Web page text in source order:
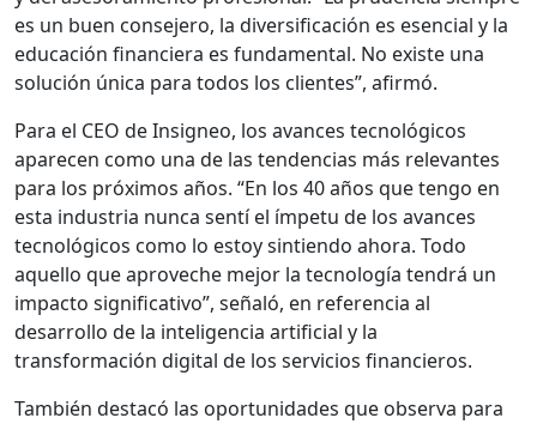
es un buen consejero, la diversificación es esencial y la
educación financiera es fundamental. No existe una
solución única para todos los clientes”, afirmó.
Para el CEO de Insigneo, los avances tecnológicos
aparecen como una de las tendencias más relevantes
para los próximos años. “En los 40 años que tengo en
esta industria nunca sentí el ímpetu de los avances
tecnológicos como lo estoy sintiendo ahora. Todo
aquello que aproveche mejor la tecnología tendrá un
impacto significativo”, señaló, en referencia al
desarrollo de la inteligencia artificial y la
transformación digital de los servicios financieros.
También destacó las oportunidades que observa para